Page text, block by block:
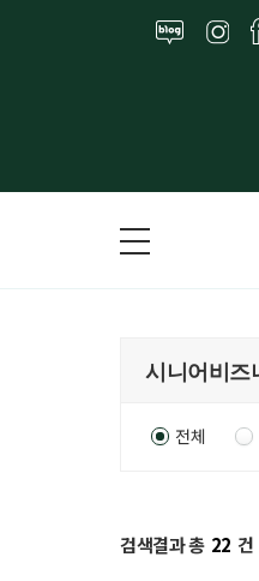
전체
검색결과 총 22 건